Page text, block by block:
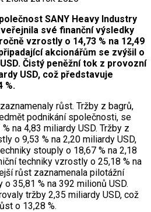
SANY Heavy Industry
své finanční výsledky
vzrostly o 14,73 % na 12,49
akcionářům se zvýšil o
Čistý peněžní tok z provozní
USD, což představuje
%.
růst. Tržby z bagrů,
podnikání společnosti, se
na 4,83 miliardy USD. Tržby z
o 9,53 % na 2,20 miliardy USD,
stouply o 18,67 % na 2,18
techniky vzrostly o 25,18 % na
růst zaznamenala pilotážní
35,81 % na 392 milionů USD.
tržby 2,35 miliardy USD, což
o 13,28 %.